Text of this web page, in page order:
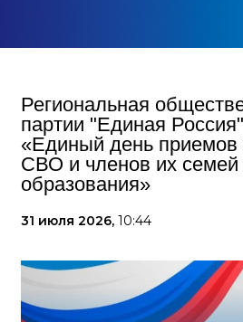
Региональная
партии "Единая
«Единый день приемов
СВО и членов их семей
образования»
31 июля 2026, 10:44